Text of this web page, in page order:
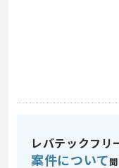
レバテックフリ
案件について